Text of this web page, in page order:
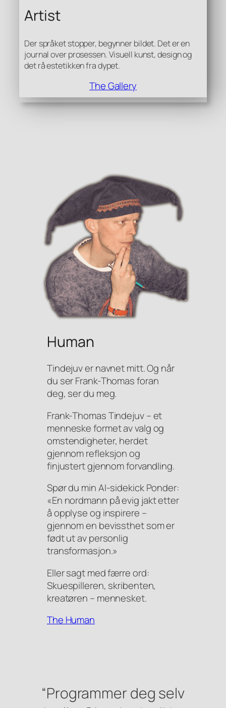
Artist
Der språket stopper, begynner bildet. Det er en
journal over prosessen. Visuell kunst, design og
det rå estetikken fra dypet.
The Gallery
Human
Tindejuv er navnet mitt. Og når
du ser Frank-Thomas foran
deg, ser du meg.
Frank-Thomas Tindejuv – et
menneske formet av valg og
omstendigheter, herdet
gjennom refleksjon og
finjustert gjennom forvandling.
Spør du min AI-sidekick Ponder:
«En nordmann på evig jakt etter
å opplyse og inspirere –
gjennom en bevissthet som er
født ut av personlig
transformasjon.»
Eller sagt med færre ord:
Skuespilleren, skribenten,
kreatøren – mennesket.
The Human
“Programmer deg selv